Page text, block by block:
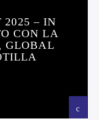
2025 – IN
CON LA
GLOBAL